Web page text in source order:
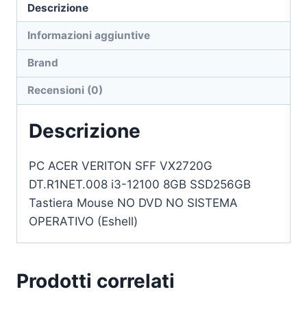
Descrizione
Informazioni aggiuntive
Brand
Recensioni (0)
Descrizione
PC ACER VERITON SFF VX2720G
DT.R1NET.008 i3-12100 8GB SSD256GB
Tastiera Mouse NO DVD NO SISTEMA
OPERATIVO (Eshell)
Prodotti correlati